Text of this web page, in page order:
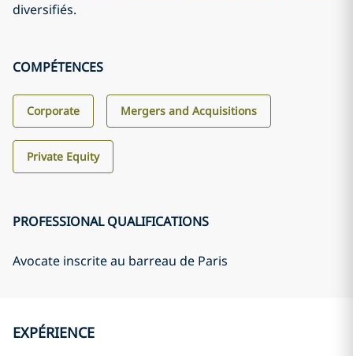
diversifiés.
COMPÉTENCES
Corporate Mergers and Acquisitions
Private Equity
PROFESSIONAL QUALIFICATIONS
Avocate inscrite au barreau de Paris
EXPÉRIENCE